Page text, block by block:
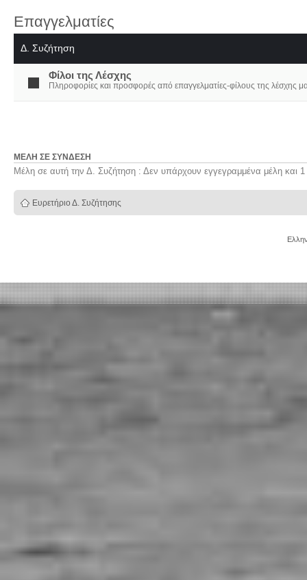
Επαγγελματίες
Δ. Συζήτηση
Φίλοι της Λέσχης
Πληροφορίες και προσφορές από επαγγελματίες-φίλους της λέσχης
ΜΈΛΗ ΣΕ ΣΎΝΔΕΣΗ
Μέλη σε αυτή την Δ. Συζήτηση : Δεν υπάρχουν εγγεγραμμένα μέλη και 1
Ευρετήριο Δ. Συζήτησης